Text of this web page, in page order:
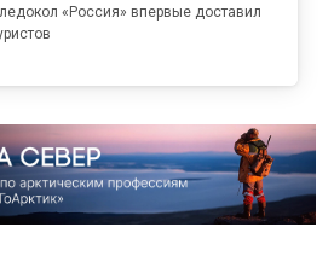
«Россия» впервые доставил